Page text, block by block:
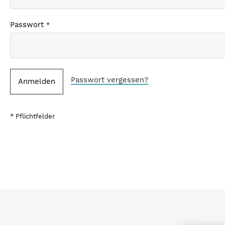
Passwort
Anmelden Passwort vergessen?